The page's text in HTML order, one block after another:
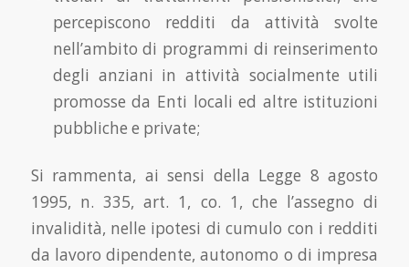
percepiscono redditi da attività svolte
nell’ambito di programmi di reinserimento
degli anziani in attività socialmente utili
promosse da Enti locali ed altre istituzioni
pubbliche e private;
Si rammenta, ai sensi della Legge 8 agosto
1995, n. 335, art. 1, co. 1, che l’assegno di
invalidità, nelle ipotesi di cumulo con i redditi
da lavoro dipendente, autonomo o di impresa